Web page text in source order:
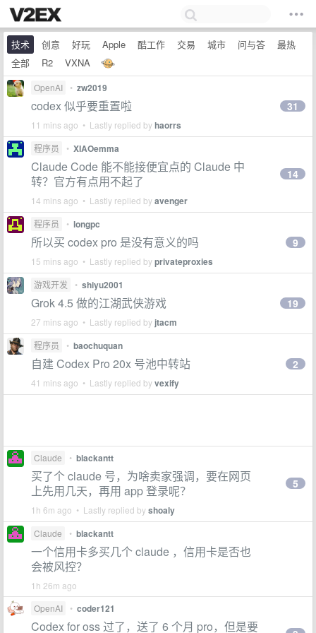
技术 创意 好玩 Apple 酷工作 交易 城市 问与答
最热
全部
R2 VXNA
OpenAI • zw2019
codex 似乎要重置啦
11 mins ago • Lastly replied byhaorrs
31
程序员 • XIAOemma
Claude Code 能不能接便宜点的 Claude 中
转？官方有点用不起了
14 mins ago • Lastly replied byavenger
14
程序员 • longpc
所以买 codex pro 是没有意义的吗
15 mins ago • Lastly replied byprivateproxies
9
游戏开发 • shiyu2001
Grok 4.5 做的江湖武侠游戏
27 mins ago • Lastly replied by jtacm
19
程序员 • baochuquan
自建 Codex Pro 20x 号池中转站
41 mins ago • Lastly replied byvexify
2
Claude • blackantt
买了个 claude 号，为啥卖家强调，要在网页
上先用几天，再用 app 登录呢？
1h 6m ago • Lastly replied byshoaly
5
Claude • blackantt
一个信用卡多买几个 claude ，信用卡是否也
会被风控？
1h 26m ago
OpenAI
• coder121
Codex for oss 过了，送了 6 个月 pro，但是要